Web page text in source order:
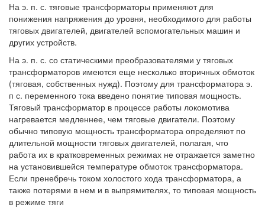
На э. п. с. тяговые трансформаторы применяют для
понижения напряжения до уровня, необходимого для работы
тяговых двигателей, двигателей вспомогательных машин и
других устройств.
На э. п. с. со статическими преобразователями у тяговых
трансформаторов имеются еще несколько вторичных обмоток
(тяговая, собственных нужд). Поэтому для трансформатора э.
п с. переменного тока введено понятие типовая мощность.
Тяговый трансформатор в процессе работы локомотива
нагревается медленнее, чем тяговые двигатели. Поэтому
обычно типовую мощность трансформатора определяют по
длительной мощности тяговых двигателей, полагая, что
работа их в кратковременных режимах не отражается заметно
на установившейся температуре обмоток трансформатора.
Если пренебречь током холостого хода трансформатора, а
также потерями в нем и в выпрямителях, то типовая мощность
в режиме тяги